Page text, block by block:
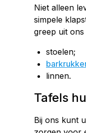
Niet alleen
simpele
greep uit ons
stoelen;
linnen.
Tafels
Bij ons kunt